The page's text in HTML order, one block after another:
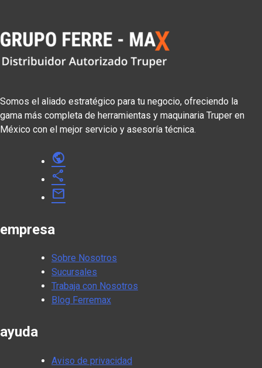
Somos el aliado estratégico para tu negocio, ofreciendo la
gama más completa de herramientas y maquinaria Truper en
México con el mejor servicio y asesoría técnica.
public
share
mail
empresa
Sobre Nosotros
Sucursales
Trabaja con Nosotros
Blog Ferremax
ayuda
Aviso de privacidad